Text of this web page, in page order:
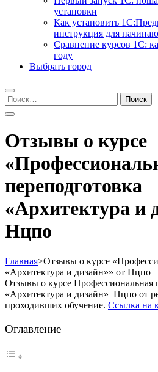
установки
Как установить
инструкция для
Сравнение курсов 1С:
году
Выбрать город
Найти:
Отзывы о курсе
переподготовка
«Архитектура и
Нцпо
Главная>Отзывы о курсе
«Архитектура и дизайн»» от Нцпо
Отзывы о курсе Профессиональная
«Архитектура и дизайн» Нцпо от
проходивших обучение. Ссылка на
Оглавление